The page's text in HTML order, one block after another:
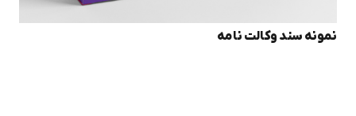
نمونه سند وکالت نامه